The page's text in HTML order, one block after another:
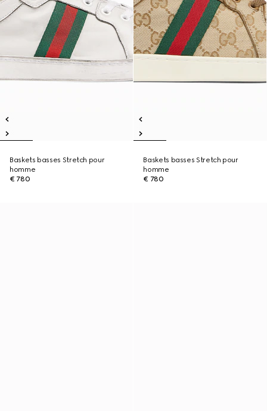
Baskets basses Stretch pour
homme
€ 780
Baskets basses Stretch pour
homme
€ 780